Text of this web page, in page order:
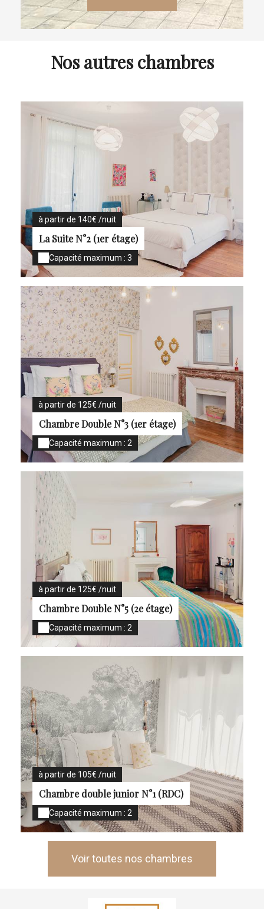
Nos autres chambres
à partir de 140€ /nuit
La Suite N°2 (1er étage)
Capacité maximum : 3
à partir de 125€ /nuit
Chambre Double N°3 (1er étage)
Capacité maximum : 2
à partir de 125€ /nuit
Chambre Double N°5 (2e étage)
Capacité maximum : 2
à partir de 105€ /nuit
Chambre double junior N°1 (RDC)
Capacité maximum : 2
Voir toutes nos chambres